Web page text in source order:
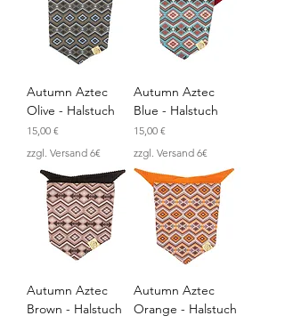
Autumn Aztec
Olive - Halstuch
Preis
15,00 €
zzgl. Versand 6€
Autumn Aztec
Blue - Halstuch
Preis
15,00 €
zzgl. Versand 6€
Autumn Aztec
Brown - Halstuch
Autumn Aztec
Orange - Halstuch